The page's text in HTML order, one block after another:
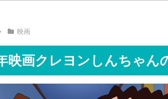
映画
映画クレヨンしんちゃん